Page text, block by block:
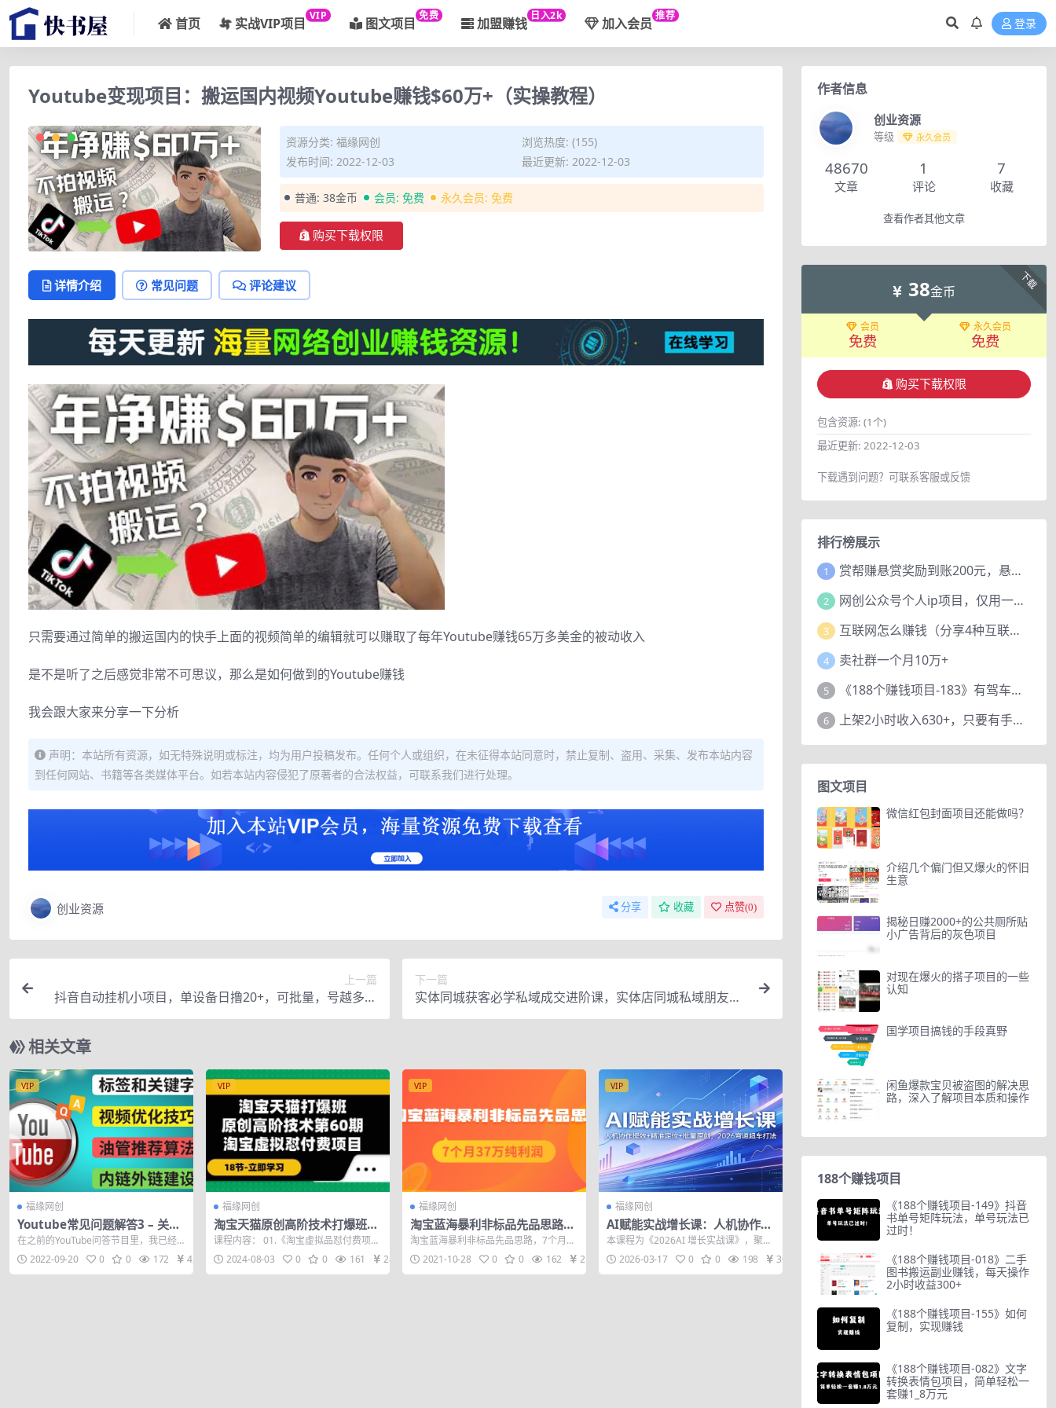
首页 实战VIP项目 VIP 图文项目 免费 加盟赚钱 日入2k 加入会员 推荐
登录
Youtube变现项目：搬运国内视频Youtube赚钱$60万+（实操教程）
资源分类: 福缘网创
浏览热度: (155)
发布时间: 2022-12-03
最近更新: 2022-12-03
普通: 38金币 会员: 免费 永久会员: 免费
购买下载权限
详情介绍 常见问题 评论建议
只需要通过简单的搬运国内的快手上面的视频简单的编辑就可以赚取了每年Youtube赚钱65万多美金的被动收入
是不是听了之后感觉非常不可思议，那么是如何做到的Youtube赚钱
我会跟大家来分享一下分析
声明：本站所有资源，如无特殊说明或标注，均为用户投稿发布。任何个人或组织，在未征得本站同意时，禁止复制、盗用、采集、发布本站内容
到任何网站、书籍等各类媒体平台。如若本站内容侵犯了原著者的合法权益，可联系我们进行处理。
创业资源 分享 收藏 点赞(0)
上一篇
抖音自动挂机小项目，单设备日撸20+，可批量，号越多收
益越大
下一篇
实体同城获客必学私域成交进阶课，实体店同城私域朋友圈
打造
相关文章
VIP
福缘网创
Youtube常见问题解答3 – 关键
字选择，视频优化技巧，YouTu
be推荐算法简介
在之前的YouTube问答节目里，我已经
为大家简单的介绍了YouTube的视频制...
2022-09-20 0 0 172 42
VIP
福缘网创
淘宝天猫原创高阶技术打爆班
【第60期】淘宝虚拟怼付费项目
（18节）
课程内容： 01.《淘宝虚拟品怼付费项
目》操作虚拟品的巨大优势.mp4 02.《...
2024-08-03 0 0 161 28
VIP
福缘网创
淘宝蓝海暴利非标品先品思路，
7个月37万纯利润，压箱干货分
享！【付费文章】
淘宝蓝海暴利非标品先品思路，7个月37
万纯利润，压箱干货分享！
2021-10-28 0 0 162 25
VIP
福缘网创
AI赋能实战增长课：人机协作提
效+精准定位+批量原创，2026
弯道超车打法
本课程为《2026AI 增长实战课》，聚焦
AI 时代最实用的增长打法，三天干货...
2026-03-17 0 0 198 36
作者信息
创业资源
等级 永久会员
48670
文章
1
评论
7
收藏
查看作者其他文章
下载
38金币
会员
免费
永久会员
免费
购买下载权限
包含资源: (1个)
最近更新: 2022-12-03
下载遇到问题？可联系客服或反馈
排行榜展示
1 赏帮赚悬赏奖励到账200元，悬赏任务多劳多得，人人可做。
2 网创公众号个人ip项目，仅用一篇文章做到全网引流！
3 互联网怎么赚钱（分享4种互联网赚钱模式）
4 卖社群一个月10万+
5 《188个赚钱项目-183》有驾车评项目，动动小手，复制粘贴赚44元！
6 上架2小时收入630+，只要有手就能做的AI搞钱项目，奶奶看完都能学会!
图文项目
微信红包封面项目还能做吗？
介绍几个偏门但又爆火的怀旧
生意
揭秘日赚2000+的公共厕所贴
小广告背后的灰色项目
对现在爆火的搭子项目的一些
认知
国学项目搞钱的手段真野
闲鱼爆款宝贝被盗图的解决思
路，深入了解项目本质和操作
188个赚钱项目
《188个赚钱项目-149》抖音
书单号矩阵玩法，单号玩法已
过时！
《188个赚钱项目-018》二手
图书搬运副业赚钱，每天操作
2小时收益300+
《188个赚钱项目-155》如何
复制，实现赚钱
《188个赚钱项目-082》文字
转换表情包项目，简单轻松一
套赚1_8万元